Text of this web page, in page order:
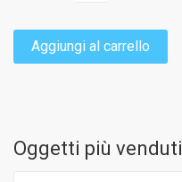
Aggiungi al carrello
Oggetti più venduti